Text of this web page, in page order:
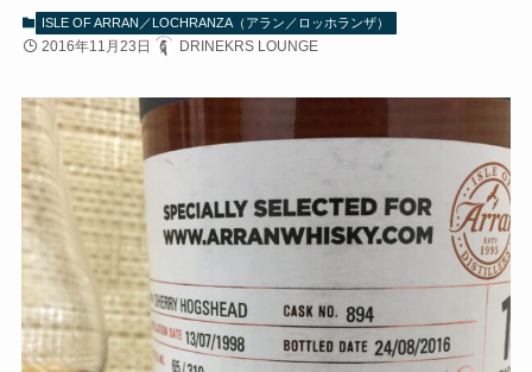
ISLE OF ARRAN／LOCHRANZA（アラン／ロッホランザ）
2016年11月23日 DRINEKRS LOUNGE